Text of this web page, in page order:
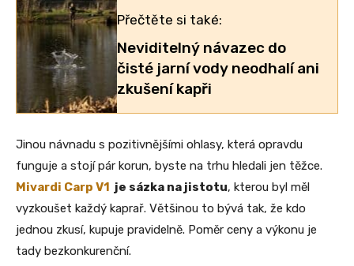
Přečtěte si také:
Neviditelný návazec do
čisté jarní vody neodhalí ani
zkušení kapři
Jinou návnadu s pozitivnějšími ohlasy, která opravdu
funguje a stojí pár korun, byste na trhu hledali jen těžce.
Mivardi Carp V1 je sázka na jistotu, kterou byl měl
vyzkoušet každý kaprař. Většinou to bývá tak, že kdo
jednou zkusí, kupuje pravidelně. Poměr ceny a výkonu je
tady bezkonkurenční.